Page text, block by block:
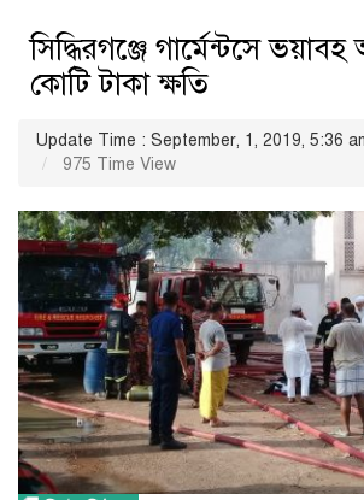
সিদ্ধিরগঞ্জে গার্মেন্টসে
কোটি টাকা ক্ষতি
Update Time : September, 1, 2019, 5:36
975 Time View